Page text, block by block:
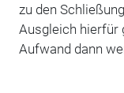
zu den
Ausgleich hierfür
Aufwand dann